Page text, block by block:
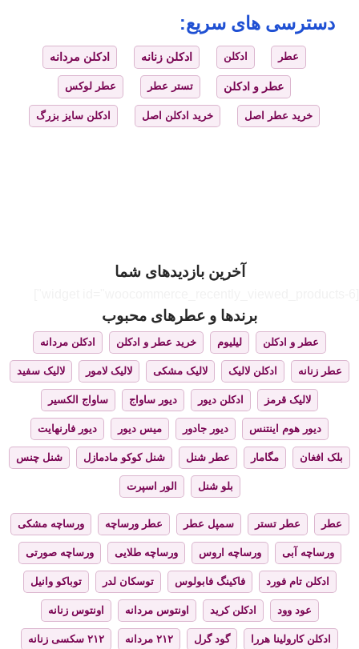
دسترسی های سریع:
عطر ادکلن ادکلن زنانه ادکلن مردانه
عطر و ادکلن تستر عطر عطر لوکس
خرید عطر اصل خرید ادکلن اصل ادکلن سایز بزرگ
آخرین بازدیدهای شما
برندها و عطرهای محبوب
عطر و ادکلن لیلیوم خرید عطر و ادکلن ادکلن مردانه
عطر زنانه ادکلن لالیک لالیک مشکی لالیک لامور لالیک سفید
لالیک قرمز ادکلن دیور دیور ساواج ساواج الکسیر
دیور هوم اینتنس دیور جادور میس دیور دیور فارنهایت
بلک افغان مگامار عطر شنل شنل کوکو مادمازل شنل چنس
بلو شنل الور اسپرت
عطر عطر تستر سمپل عطر عطر ورساچه ورساچه مشکی
ورساچه آبی ورساچه اروس ورساچه طلایی ورساچه صورتی
ادکلن تام فورد فاکینگ فابولوس توسکان لدر توباکو وانیل
عود وود ادکلن کرید اونتوس مردانه اونتوس زنانه
ادکلن کارولینا هررا گود گرل ۲۱۲ مردانه ۲۱۲ سکسی زنانه